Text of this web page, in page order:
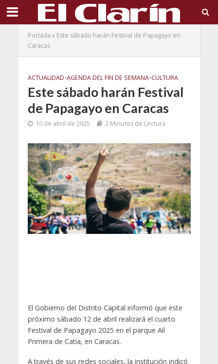
Portada » Este sábado harán Festival de Papagayo en
Caracas
ACTUALIDAD•AGENDA DEL FIN DE SEMANA•CULTURA
Este sábado harán Festival
de Papagayo en Caracas
10 de abril de 2025 2 Minutos de Lectura
El Gobierno del Distrito Capital informó que este
próximo sábado 12 de abril realizará el cuarto
Festival de Papagayo 2025 en el parque Alí
Primera de Catia, en Caracas.
A través de sus redes sociales, la institución indicó